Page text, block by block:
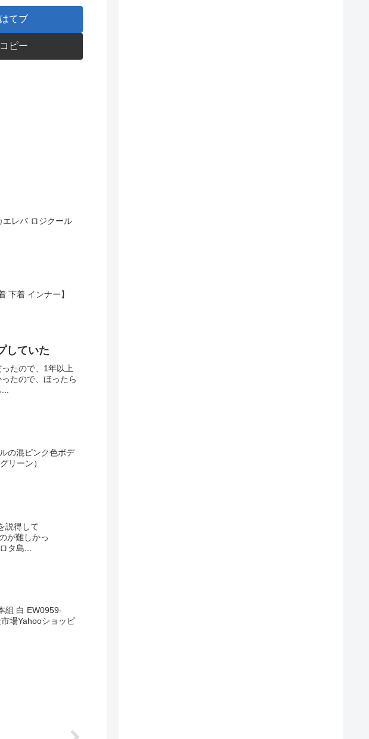
はてブ
コピー
レバ ロジクール
下着 インナー】
していた
たので、1年以上
たので、ほったら
の混ピンク色ボデ
リーン）
説得して
が難しかっ
タ島...
組 白 EW0959-
場Yahooショッピ